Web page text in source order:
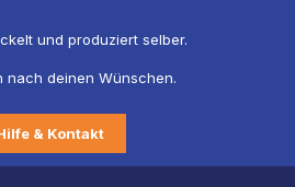
und produziert selber.
nach deinen Wünschen.
& Kontakt